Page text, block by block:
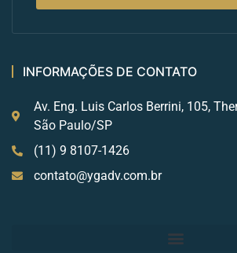
INFORMAÇÕES DE CONTATO
Av. Eng. Luis Carlos Berrini, 105,
São Paulo/SP
(11) 9 8107-1426
contato@ygadv.com.br